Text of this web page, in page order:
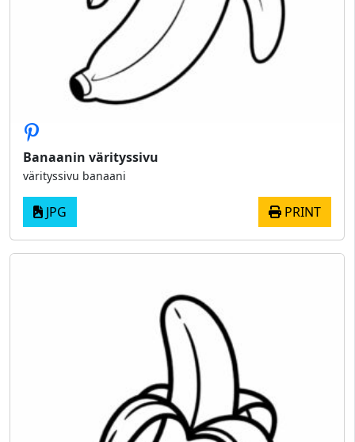
Banaanin värityssivu
värityssivu banaani
JPG PRINT